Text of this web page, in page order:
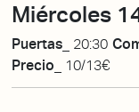
Miércoles
Puertas_ 20:30
Precio_
10/13€